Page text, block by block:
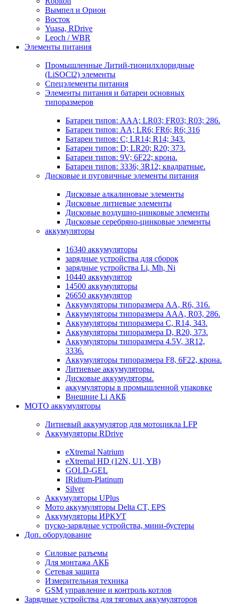
Вымпел и Орион
Восток
Yuasa, RDrive
Leoch / WBR
Элементы питания
Промышленные Литий-тионилхлоридные
(LiSOCl2) элементы
Спецэлементы питания
Элементы питания и батареи основных
типоразмеров
Батареи типов: AAA; LR03; FR03; R03; 286.
Батареи типов: AA; LR6; FR6; R6; 316
Батареи типов: C; LR14; R14; 343.
Батареи типов: D; LR20; R20; 373.
Батареи типов: 9V; 6F22; крона.
Батареи типов: 3336; 3R12; квадратные.
Дисковые и пуговичные элементы питания
Дисковые алкалиновые элементы
Дисковые литиевые элементы
Дисковые воздушно-цинковые элементы
Дисковые серебряно-цинковые элементы
аккумуляторы
16340 аккумуляторы
зарядные устройства для сборок
зарядные устройства Li, Mh, Ni
10440 аккумулятор
14500 аккумуляторы
26650 аккумулятор
Аккумуляторы типоразмера АА, R6, 316.
Аккумуляторы типоразмера ААА, R03, 286.
Аккумуляторы типоразмера С, R14, 343.
Аккумуляторы типоразмера D, R20, 373.
Аккумуляторы типоразмера 4.5V, 3R12,
3336.
Аккумуляторы типоразмера F8, 6F22, крона.
Литиевые аккумуляторы.
Дисковые аккумуляторы.
аккумуляторы в промышленной упаковке
Внешние Li АКБ
МОТО аккумуляторы
Литиевый аккумулятор для мотоцикла LFP
Аккумуляторы RDrive
eXtremal Natrium
eXtremal HD (12N, U1, YB)
GOLD-GEL
IRidium-Platinum
Silver
Аккумуляторы UPlus
Мото аккумуляторы Delta CT, EPS
Аккумуляторы ИРКУТ
пуско-зарядные устройства, мини-бустеры
Доп. оборудование
Силовые разъемы
Для монтажа АКБ
Сетевая защита
Измерительная техника
GSM управление и контроль котлов
Зарядные устройства для тяговых аккумуляторов